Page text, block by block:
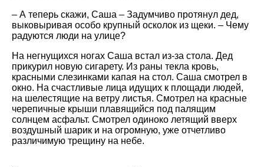
– А теперь скажи, Саша – Задумчиво протянул дед,
выковыривая особо крупный осколок из щеки. – Чему
радуются люди на улице?
На негнущихся ногах Саша встал из-за стола. Дед
прикурил новую сигарету. Из раны текла кровь,
красными слезинками капая на стол. Саша смотрел в
окно. На счастливые лица идущих к площади людей,
на шелестящие на ветру листья. Смотрел на красные
черепичные крыши плавящийся под палящим
солнцем асфальт. Смотрел одиноко летящий вверх
воздушный шарик и на огромную, уже отчетливо
различимую трещину на небе.